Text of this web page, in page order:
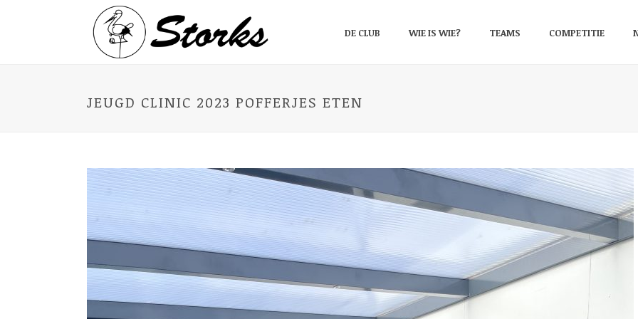
DE CLUB WIE IS WIE? TEAMS COMPETITIE
JEUGD CLINIC 2023 POFFERJES ETEN